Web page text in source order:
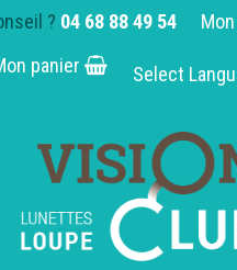
? 04 68 88 49 54
panier
Select